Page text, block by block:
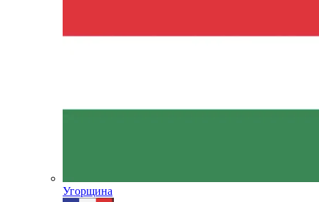
Угорщина